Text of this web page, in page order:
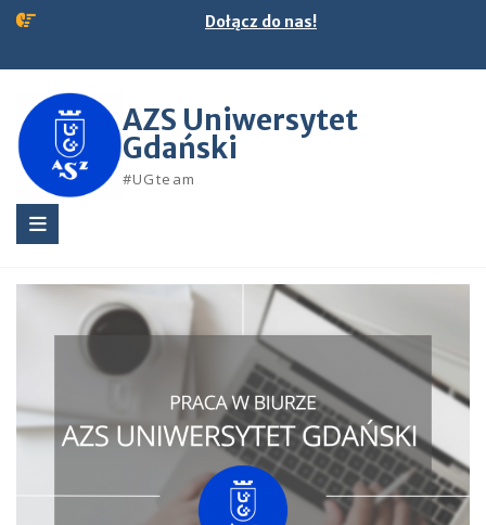
Skip
Dołącz do nas!
AZS Uniwersytet
Gdański
#UGteam